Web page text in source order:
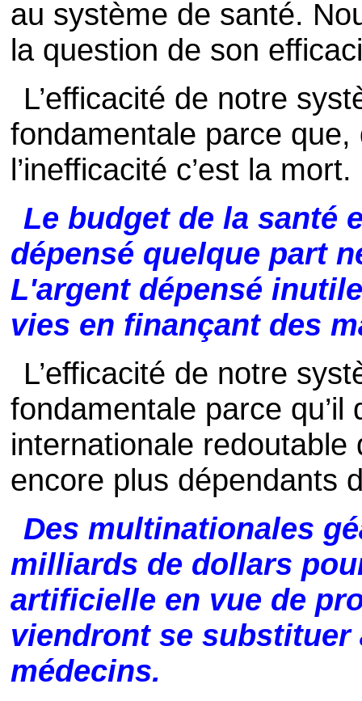
au système de santé.
la question de son
L’efficacité de notre
fondamentale parce
l’inefficacité c’est la mort.
Le budget de la santé
dépensé quelque part
L'argent dépensé
vies en finançant des
L’efficacité de notre
fondamentale parce
internationale
encore plus dépendants
Des multinationales
milliards de dollars
artificielle en vue de
viendront se substituer
médecins.